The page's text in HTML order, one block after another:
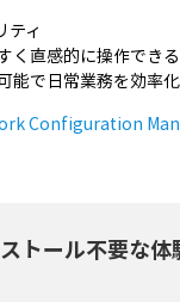
ティ
く直感的に操作でき
能で日常業務を効率化
Configuration
トール不要な体